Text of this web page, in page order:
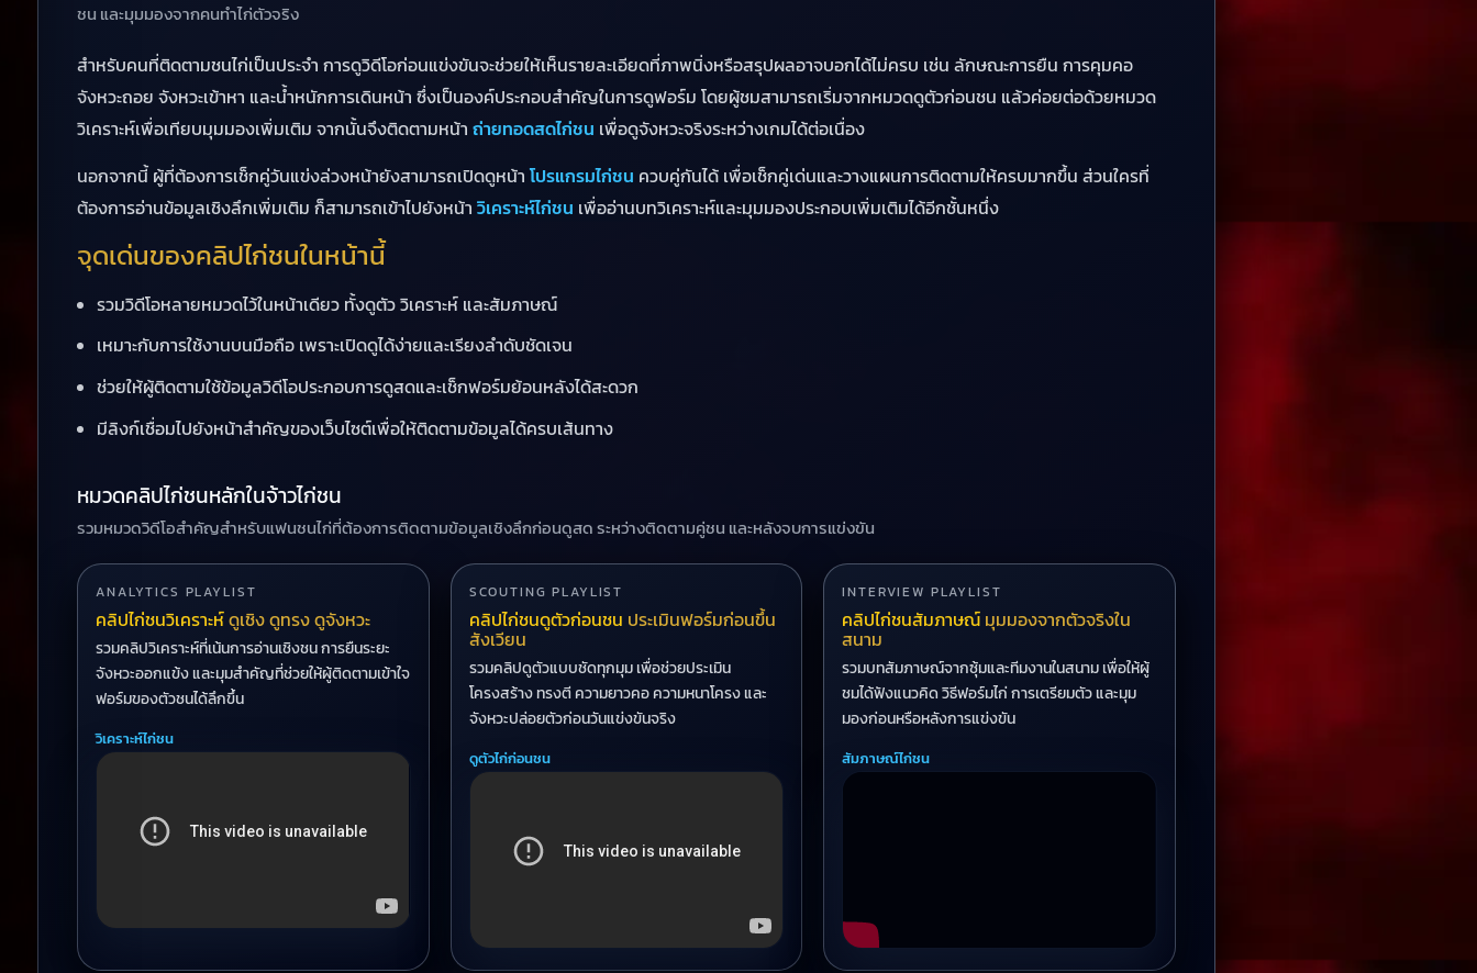
ชน และมุมมองจากคนทำไก่ตัวจริง
สำหรับคนที่ติดตามชนไก่เป็นประจำ การดูวิดีโอก่อนแข่งขันจะช่วยให้เห็นรายละเอียดที่ภาพนิ่งหรือสรุปผลอาจบอกได้ไม่ครบ เช่น ลักษณะการยืน การคุมคอ
จังหวะถอย จังหวะเข้าหา และน้ำหนักการเดินหน้า ซึ่งเป็นองค์ประกอบสำคัญในการดูฟอร์ม โดยผู้ชมสามารถเริ่มจากหมวดดูตัวก่อนชน แล้วค่อยต่อด้วยหมวด
วิเคราะห์เพื่อเทียบมุมมองเพิ่มเติม จากนั้นจึงติดตามหน้าถ่ายทอดสดไก่ชน เพื่อดูจังหวะจริงระหว่างเกมได้ต่อเนื่อง
นอกจากนี้ ผู้ที่ต้องการเช็กคู่วันแข่งล่วงหน้ายังสามารถเปิดดูหน้าโปรแกรมไก่ชน ควบคู่กันได้ เพื่อเช็กคู่เด่นและวางแผนการติดตามให้ครบมากขึ้น ส่วนใครที่
ต้องการอ่านข้อมูลเชิงลึกเพิ่มเติม ก็สามารถเข้าไปยังหน้าวิเคราะห์ไก่ชน เพื่ออ่านบทวิเคราะห์และมุมมองประกอบเพิ่มเติมได้อีกชั้นหนึ่ง
จุดเด่นของคลิปไก่ชนในหน้านี้
รวมวิดีโอหลายหมวดไว้ในหน้าเดียว ทั้งดูตัว วิเคราะห์ และสัมภาษณ์
เหมาะกับการใช้งานบนมือถือ เพราะเปิดดูได้ง่ายและเรียงลำดับชัดเจน
ช่วยให้ผู้ติดตามใช้ข้อมูลวิดีโอประกอบการดูสดและเช็กฟอร์มย้อนหลังได้สะดวก
มีลิงก์เชื่อมไปยังหน้าสำคัญของเว็บไซต์เพื่อให้ติดตามข้อมูลได้ครบเส้นทาง
หมวดคลิปไก่ชนหลักในจ้าวไก่ชน
รวมหมวดวิดีโอสำคัญสำหรับแฟนชนไก่ที่ต้องการติดตามข้อมูลเชิงลึกก่อนดูสด ระหว่างติดตามคู่ชน และหลังจบการแข่งขัน
ANALYTICS PLAYLIST
คลิปไก่ชนวิเคราะห์ดูเชิง ดูทรง ดูจังหวะ
รวมคลิปวิเคราะห์ที่เน้นการอ่านเชิงชน การยืนระยะ
จังหวะออกแข้ง และมุมสำคัญที่ช่วยให้ผู้ติดตามเข้าใจ
ฟอร์มของตัวชนได้ลึกขึ้น
วิเคราะห์ไก่ชน
SCOUTING PLAYLIST
คลิปไก่ชนดูตัวก่อนชน ประเมินฟอร์มก่อนขึ้น
สังเวียน
รวมคลิปดูตัวแบบชัดทุกมุม เพื่อช่วยประเมิน
โครงสร้าง ทรงตี ความยาวคอ ความหนาโครง และ
จังหวะปล่อยตัวก่อนวันแข่งขันจริง
ดูตัวไก่ก่อนชน
INTERVIEW PLAYLIST
คลิปไก่ชนสัมภาษณ์ มุมมองจากตัวจริงใน
สนาม
รวมบทสัมภาษณ์จากซุ้มและทีมงานในสนาม เพื่อให้ผู้
ชมได้ฟังแนวคิด วิธีฟอร์มไก่ การเตรียมตัว และมุม
มองก่อนหรือหลังการแข่งขัน
สัมภาษณ์ไก่ชน